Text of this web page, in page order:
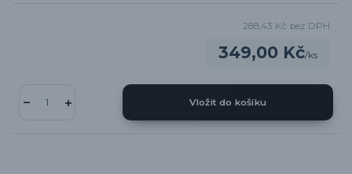
349,00 Kč/ks
288,43 Kč bez DPH
Vložit do košíku